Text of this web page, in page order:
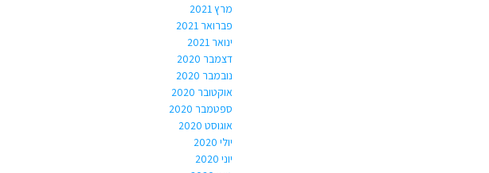
מרץ 2021
פברואר 2021
ינואר 2021
דצמבר 2020
נובמבר 2020
אוקטובר 2020
ספטמבר 2020
אוגוסט 2020
יולי 2020
יוני 2020